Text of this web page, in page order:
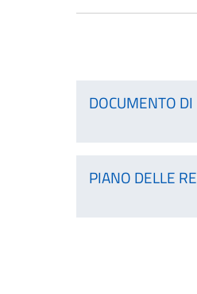
DOCUMENTO
PIANO DELLE